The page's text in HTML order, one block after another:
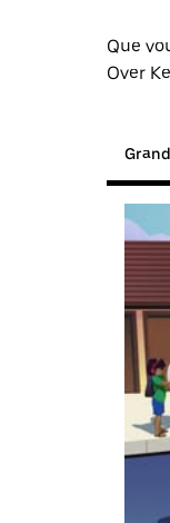
Que
Over